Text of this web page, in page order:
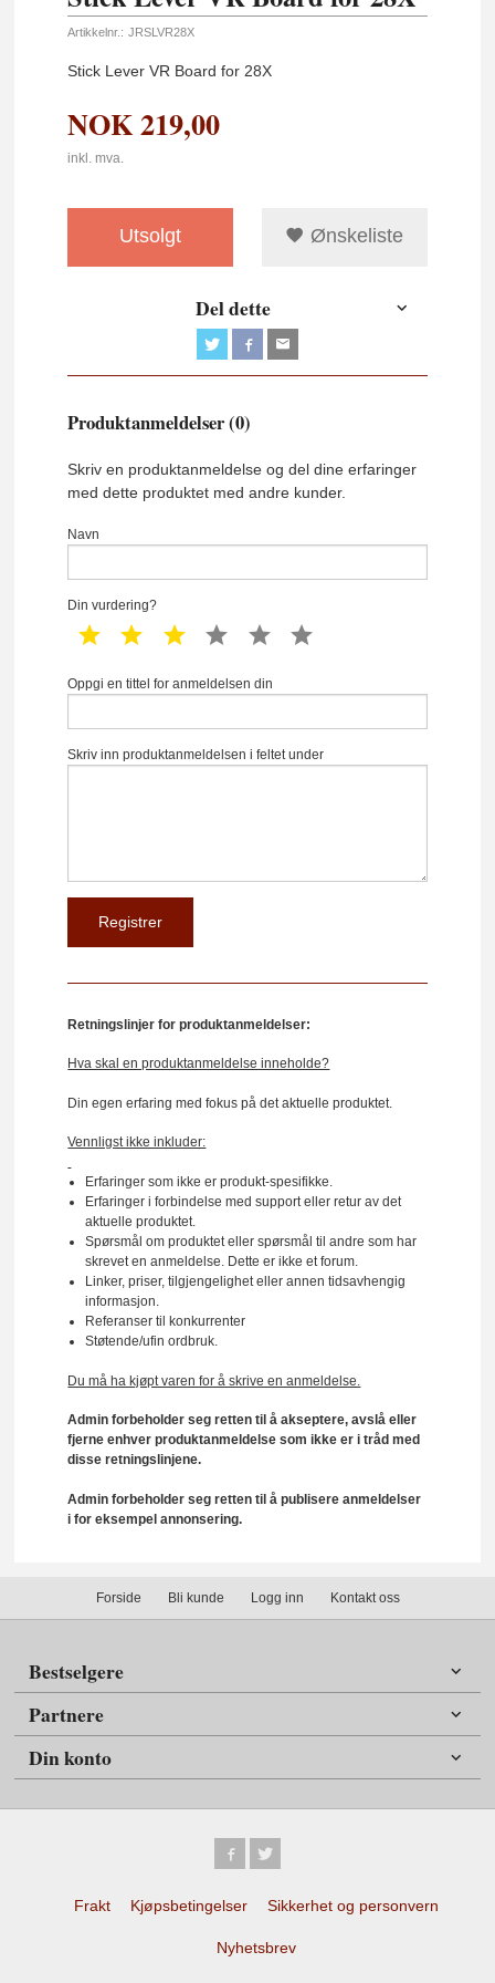
Artikkelnr.: JRSLVR28X
Stick Lever VR Board for 28X
NOK219,00
inkl. mva.
Utsolgt Ønskeliste
Del dette
Produktanmeldelser (0)
Skriv en produktanmeldelse og del dine erfaringer
med dette produktet med andre kunder.
Navn
Din vurdering?
1 star 2 star 3 star 4 star 5 star
Oppgi en tittel for anmeldelsen din
Skriv inn produktanmeldelsen i feltet under
Retningslinjer for produktanmeldelser:
Hva skal en produktanmeldelse inneholde?
Din egen erfaring med fokus på det aktuelle produktet.
Vennligst ikke inkluder:
Erfaringer som ikke er produkt-spesifikke.
Erfaringer i forbindelse med support eller retur av det
aktuelle produktet.
Spørsmål om produktet eller spørsmål til andre som har
skrevet en anmeldelse. Dette er ikke et forum.
Linker, priser, tilgjengelighet eller annen tidsavhengig
informasjon.
Referanser til konkurrenter
Støtende/ufin ordbruk.
Du må ha kjøpt varen for å skrive en anmeldelse.
Admin forbeholder seg retten til å akseptere, avslå eller
fjerne enhver produktanmeldelse som ikke er i tråd med
disse retningslinjene.
Admin forbeholder seg retten til å publisere anmeldelser
i for eksempel annonsering.
Forside Bli kunde Logg inn Kontakt oss
Bestselgere
Partnere
Din konto
Frakt Kjøpsbetingelser Sikkerhet og personvern
Nyhetsbrev